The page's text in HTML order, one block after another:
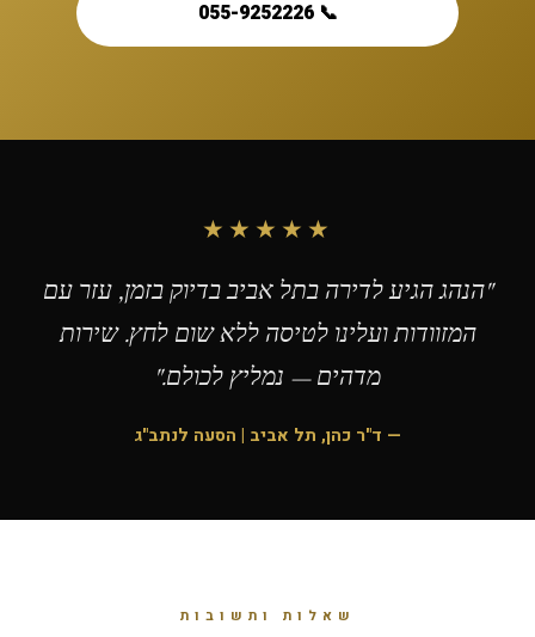
📞 055-9252226
★★★★★
"הנהג הגיע לדירה בתל אביב בדיוק בזמן, עזר עם
המזוודות ועלינו לטיסה ללא שום לחץ. שירות
מדהים — נמליץ לכולם."
— ד"ר כהן, תל אביב | הסעה לנתב"ג
שאלות ותשובות